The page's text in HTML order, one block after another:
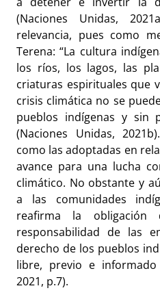
(Naciones Unidas,
relevancia, pues como
Terena: “La cultura
los ríos, los lagos, las
criaturas espirituales que
crisis climática no se
pueblos indígenas y sin
(Naciones Unidas,
como las adoptadas en
avance para una lucha
climático. No obstante y
a las comunidades
reafirma la
responsabilidad de las
derecho de los pueblos
libre, previo e informado
2021, p.7).